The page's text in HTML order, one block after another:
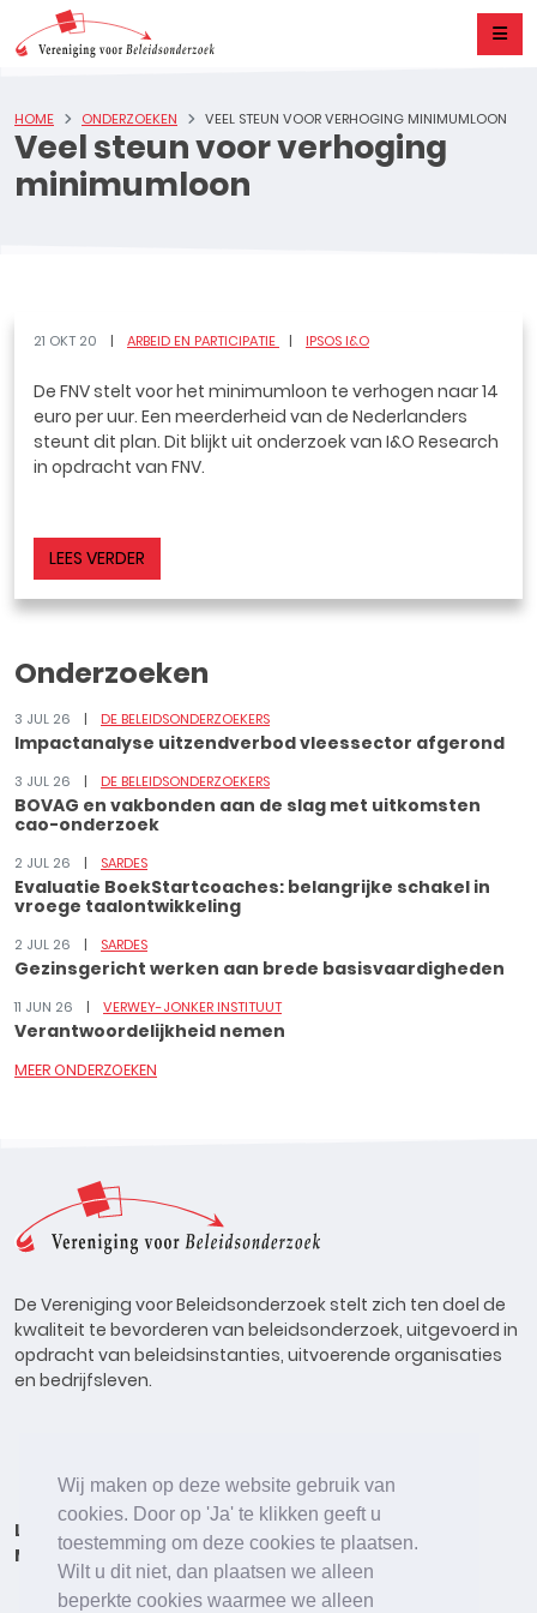
Wij maken op deze website gebruik van
cookies. Door op 'Ja' te klikken geeft u
toestemming om deze cookies te plaatsen.
Wilt u dit niet, dan plaatsen we alleen
beperkte cookies waarmee we alleen
Veel steun voor verhoging
minimumloon
HOME ONDERZOEKEN VEEL STEUN VOOR VERHOGING MINIMUMLOON
21 OKT 20 ARBEID EN PARTICIPATIE IPSOS I&O
De FNV stelt voor het minimumloon te verhogen naar 14
euro per uur. Een meerderheid van de Nederlanders
steunt dit plan. Dit blijkt uit onderzoek van I&O Research
in opdracht van FNV.
LEES VERDER
Onderzoeken
3 JUL 26 DE BELEIDSONDERZOEKERS
Impactanalyse uitzendverbod vleessector afgerond
3 JUL 26 DE BELEIDSONDERZOEKERS
BOVAG en vakbonden aan de slag met uitkomsten
cao-onderzoek
2 JUL 26 SARDES
Evaluatie BoekStartcoaches: belangrijke schakel in
vroege taalontwikkeling
2 JUL 26 SARDES
Gezinsgericht werken aan brede basisvaardigheden
11 JUN 26 VERWEY-JONKER INSTITUUT
Verantwoordelijkheid nemen
MEER ONDERZOEKEN
De Vereniging voor Beleidsonderzoek stelt zich ten doel de
kwaliteit te bevorderen van beleidsonderzoek, uitgevoerd in
opdracht van beleidsinstanties, uitvoerende organisaties
en bedrijfsleven.
Lid worden Onderzoeken Agenda
Vacatures
Meldpunt Beleidsonderzoek Online